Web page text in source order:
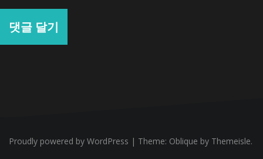
Proudly powered by WordPress | Theme: Oblique by Themeisle.